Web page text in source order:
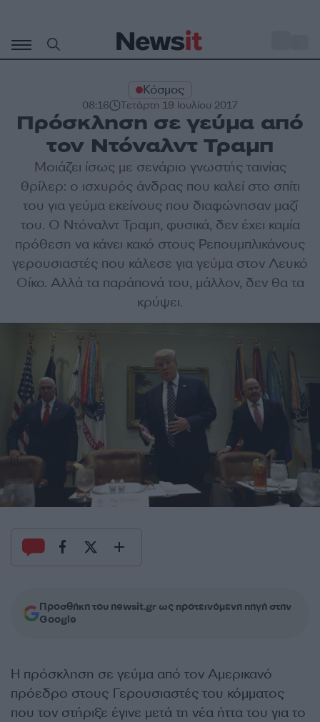
περιεχόμενο
Κόσμος
08:16 Τετάρτη 19 Ιουλίου 2017
Πρόσκληση σε γεύμα από
τον Ντόναλντ Τραμπ
Μοιάζει ίσως με σενάριο γνωστής ταινίας
θρίλερ: ο ισχυρός άνδρας που καλεί στο σπίτι
του για γεύμα εκείνους που διαφώνησαν μαζί
του. Ο Ντόναλντ Τραμπ, φυσικά, δεν έχει καμία
πρόθεση να κάνει κακό στους Ρεπουμπλικάνους
γερουσιαστές που κάλεσε για γεύμα στον Λευκό
Οίκο. Αλλά τα παράπονά του, μάλλον, δεν θα τα
κρύψει.
Προσθήκη του newsit.gr ως προτεινόμενη πηγή στην
Google
Η πρόσκληση σε γεύμα από τον Αμερικανό
πρόεδρο στους Γερουσιαστές του κόμματος
που τον στήριξε έγινε μετά τη νέα ήττα του για το